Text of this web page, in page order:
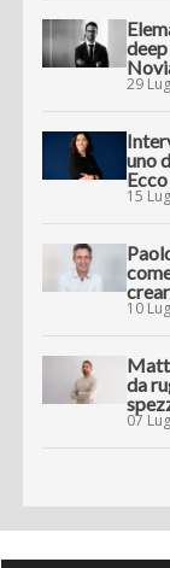
29
uno
15
10
da
07